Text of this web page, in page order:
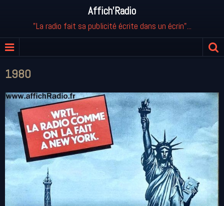
Affich'Radio
"La radio fait sa publicité écrite dans un écrin"...
1980